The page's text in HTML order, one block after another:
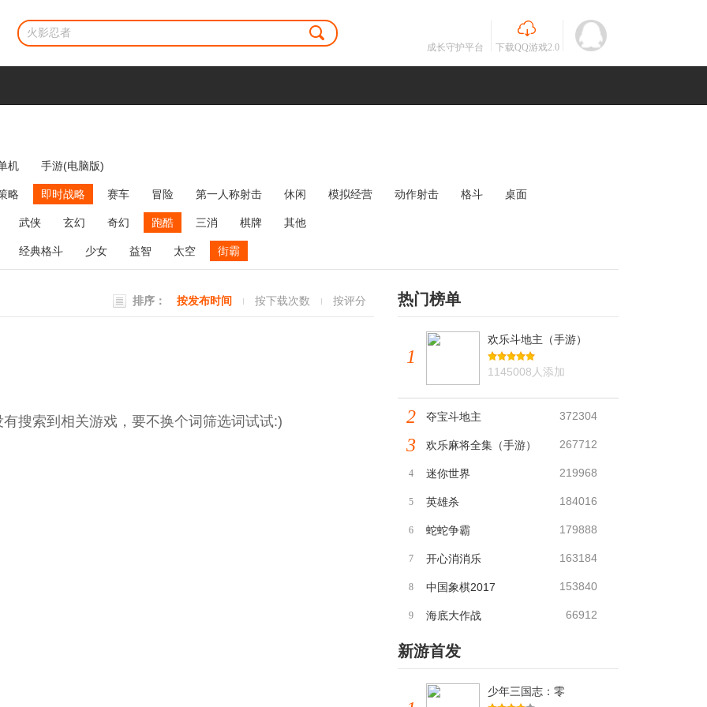
成长守护平台 下载QQ游戏2.0
机 手游(电脑版)
略 即时战略 赛车 冒险 第一人称射击 休闲 模拟经营 动作射击 格斗
桌面
牌类
麻将 网络游戏 弹幕射击 策略塔防
武侠 玄幻 奇幻 跑酷 三消 棋牌 其他
经典格斗 少女 益智 太空 街霸
排序： 按发布时间 按下载次数 按评分
搜索到相关游戏，要不换个词筛选词试试:)
热门榜单
1
欢乐斗地主（手游）
1145008人添加
2 夺宝斗地主 372304
3 欢乐麻将全集（手游） 267712
4 迷你世界 219968
5 英雄杀 184016
6 蛇蛇争霸 179888
7 开心消消乐 163184
8 中国象棋2017 153840
9 海底大作战 66912
新游首发
少年三国志：零